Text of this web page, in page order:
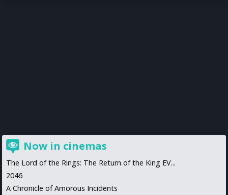
Now in cinemas
The Lord of the Rings: The Return of the King EV...
2046
A Chronicle of Amorous Incidents